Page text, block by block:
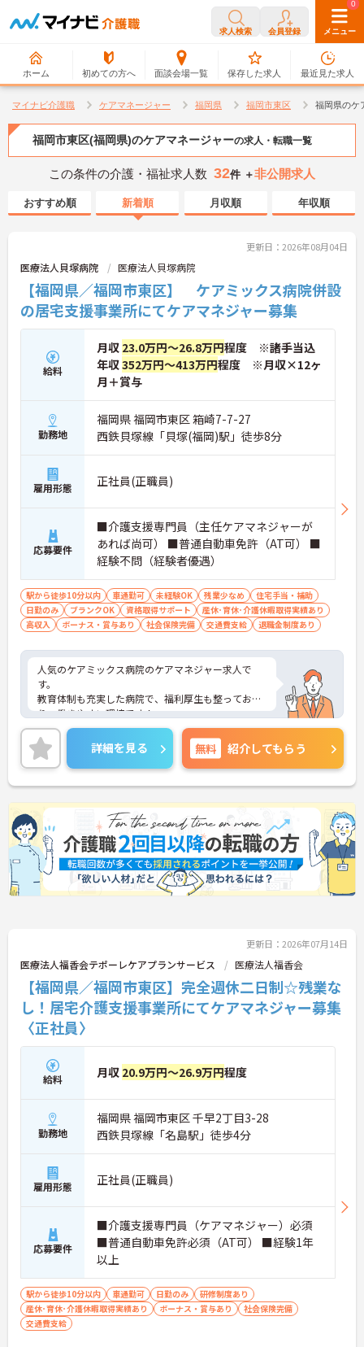
求人検索 会員登録 メニュー
ホーム 初めての方へ 面談会場一覧
0
保存した求人
0
最近見た求人
マイナビ介護職 ケアマネージャー 福岡県 福岡市東区 福岡県のケ
福岡市東区(福岡県)のケアマネージャーの求人・転職一覧
この条件の介護・福祉求人数 32件 ＋非公開求人
おすすめ順 新着順 月収順 年収順
更新日：2026年08月04日
医療法人貝塚病院 医療法人貝塚病院
【福岡県／福岡市東区】 ケアミックス病院併設
の居宅支援事業所にてケアマネジャー募集
給料
月収 23.0万円～26.8万円程度 ※諸手当込
年収352万円～413万円程度 ※月収×12ヶ
月＋賞与
勤務地
福岡県 福岡市東区 箱崎7-7-27
西鉄貝塚線「貝塚(福岡)駅」徒歩8分
雇用形態 正社員(正職員)
応募要件
■介護支援専門員（主任ケアマネジャーが
あれば尚可） ■普通自動車免許（AT可） ■
経験不問（経験者優遇）
駅から徒歩10分以内 車通勤可 未経験OK 残業少なめ
住宅手当・補助
日勤のみ
ブランクOK 資格取得サポート
産休･育休･介護休暇取得実績あり
高収入
ボーナス・賞与あり 社会保険完備 交通費支給 退職金制度あり
人気のケアミックス病院のケアマネジャー求人で
す。
教育体制も充実した病院で、福利厚生も整ってお
り、働きやすい環境です！
ご興味ある方はお気軽にお問い合わせくださいませ
♪
詳細を見る 無料 紹介してもらう
更新日：2026年07月14日
医療法人福香会テポーレケアプランサービス 医療法人福香会
【福岡県／福岡市東区】完全週休二日制☆残業な
し！居宅介護支援事業所にてケアマネジャー募集
〈正社員〉
給料 月収 20.9万円～26.9万円程度
勤務地
福岡県 福岡市東区 千早2丁目3-28
西鉄貝塚線「名島駅」徒歩4分
雇用形態 正社員(正職員)
応募要件
■介護支援専門員（ケアマネジャー）必須
■普通自動車免許必須（AT可） ■経験1年
以上
駅から徒歩10分以内 車通勤可 日勤のみ
研修制度あり
産休･育休･介護休暇取得実績あり
ボーナス・賞与あり
社会保険完備
交通費支給